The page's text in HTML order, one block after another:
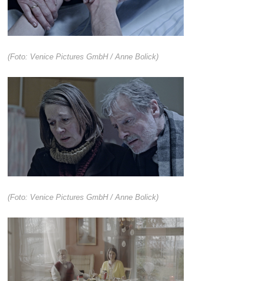
(Foto: Venice Pictures GmbH / Anne Bolick)
(Foto: Venice Pictures GmbH / Anne Bolick)